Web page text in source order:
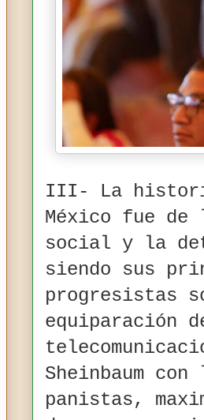
III- La
México fue de
social y la
siendo sus
progresistas
equiparación
Sheinbaum
panistas,